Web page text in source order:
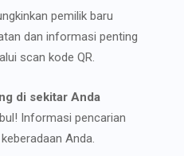
pemilik baru
dan informasi penting
scan kode QR.
di sekitar Anda
Informasi pencarian
Anda.